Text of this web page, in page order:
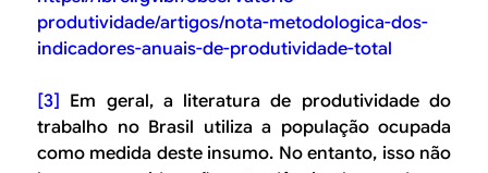
produtividade/artigos/nota-metodologica-dos-
indicadores-anuais-de-produtividade-total
[3] Em geral, a literatura de produtividade do
trabalho no Brasil utiliza a população ocupada
como medida deste insumo. No entanto, isso não